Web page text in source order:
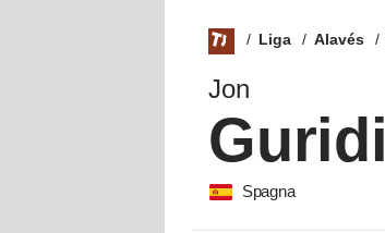
Liga Alavés
Jon
Guridi
Spagna